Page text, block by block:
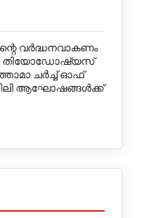
വർദ്ധനവാകണം
തിയോഡോഷ്യസ്
ചര്‍ച്ച് ഓഫ്
ആഘോഷങ്ങള്‍ക്ക്